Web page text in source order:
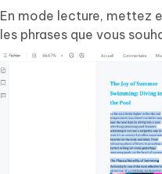
En mode lecture, mettez
les phrases que vous